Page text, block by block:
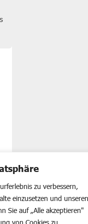
zu verbessern,
einzusetzen und unseren
Sie auf „Alle akzeptieren"